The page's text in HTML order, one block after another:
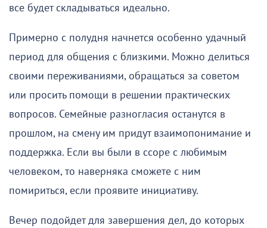
все будет складываться идеально.
Примерно с полудня начнется особенно удачный
период для общения с близкими. Можно делиться
своими переживаниями, обращаться за советом
или просить помощи в решении практических
вопросов. Семейные разногласия останутся в
прошлом, на смену им придут взаимопонимание и
поддержка. Если вы были в ссоре с любимым
человеком, то наверняка сможете с ним
помириться, если проявите инициативу.
Вечер подойдет для завершения дел, до которых